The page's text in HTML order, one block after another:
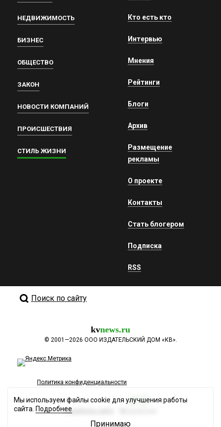
НЕДВИЖИМОСТЬ
БИЗНЕС
ОБЩЕСТВО
ЗАКОН
НОВОСТИ КОМПАНИЙ
ПРОИСШЕСТВИЯ
СТИЛЬ ЖИЗНИ
Кто есть кто
Интервью
Мнения
Рейтинги
Блоги
Архив
Размещение
рекламы
О проекте
Контакты
Стать блогером
Подписка
RSS
Поиск по сайту
kvnews.ru
© 2001—2026 ООО ИЗДАТЕЛЬСКИЙ ДОМ «КВ».
Политика конфиденциальности
Разработка сайта
Мы используем файлы cookie для улучшения работы
сайта. Подробнее
Принимаю